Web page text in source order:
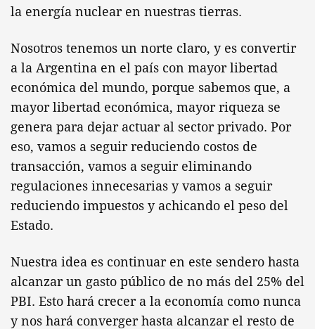
la energía nuclear en nuestras tierras.
Nosotros tenemos un norte claro, y es convertir
a la Argentina en el país con mayor libertad
económica del mundo, porque sabemos que, a
mayor libertad económica, mayor riqueza se
genera para dejar actuar al sector privado. Por
eso, vamos a seguir reduciendo costos de
transacción, vamos a seguir eliminando
regulaciones innecesarias y vamos a seguir
reduciendo impuestos y achicando el peso del
Estado.
Nuestra idea es continuar en este sendero hasta
alcanzar un gasto público de no más del 25% del
PBI. Esto hará crecer a la economía como nunca
y nos hará converger hasta alcanzar el resto de